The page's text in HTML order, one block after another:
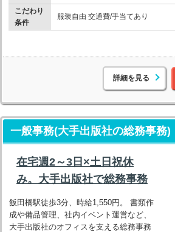
こだわり
条件
服装自由 交通費/手当てあり
詳細を見る
一般事務(大手出版社の総務事務)
在宅週2～3日×土日祝休
み。大手出版社で総務事務
飯田橋駅徒歩3分、時給1,550円。 書類作
成や備品管理、社内イベント運営など、
大手出版社のオフィスを支える総務事務